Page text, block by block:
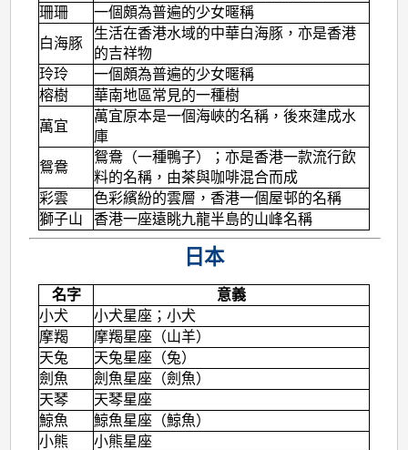
珊珊
一個頗為普遍的少女暱稱
白海豚
生活在香港水域的中華白海豚，亦是香港
的吉祥物
玲玲
一個頗為普遍的少女暱稱
榕樹
華南地區常見的一種樹
萬宜
萬宜原本是一個海峽的名稱，後來建成水
庫
鴛鴦
鴛鴦（一種鴨子）；亦是香港一款流行飲
料的名稱，由茶與咖啡混合而成
彩雲
色彩繽紛的雲層，香港一個屋邨的名稱
獅子山
香港一座遠眺九龍半島的山峰名稱
日本
名字
意義
小犬
小犬星座；小犬
摩羯
摩羯星座（山羊）
天兔
天兔星座（兔）
劍魚
劍魚星座（劍魚）
天琴
天琴星座
鯨魚
鯨魚星座（鯨魚）
小熊
小熊星座